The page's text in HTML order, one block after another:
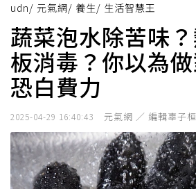
udn/ 元氣網/ 養生/ 生活智慧王
蔬菜泡水除苦味
板消毒？你以為
恐白費力
2025-04-29 16:40:43 元氣網 ／ 編輯辜子